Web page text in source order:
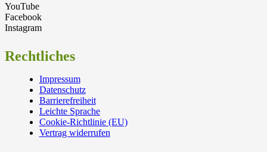
YouTube
Facebook
Instagram
Rechtliches
Impressum
Datenschutz
Barrierefreiheit
Leichte Sprache
Cookie-Richtlinie (EU)
Vertrag widerrufen